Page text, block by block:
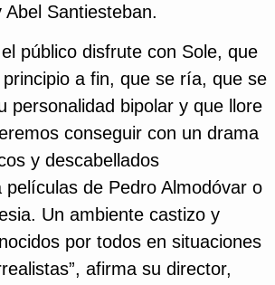
Santiesteban.
público disfrute con Sole, que
principio a fin, que se ría, que se
personalidad bipolar y que llore
conseguir con un drama
y descabellados
películas de Pedro Almodóvar o
Un ambiente castizo y
por todos en situaciones
afirma su director,